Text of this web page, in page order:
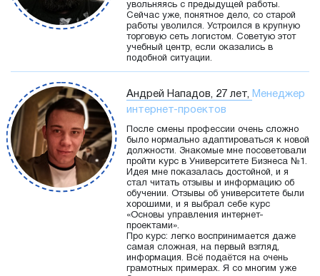
увольняясь с предыдущей работы.
Сейчас уже, понятное дело, со старой
работы уволился. Устроился в крупную
торговую сеть логистом. Советую этот
учебный центр, если оказались в
подобной ситуации.
Андрей Нападов, 27 лет, Менеджер
интернет-проектов
После смены профессии очень сложно
было нормально адаптироваться к новой
должности. Знакомые мне посоветовали
пройти курс в Университете Бизнеса №1.
Идея мне показалась достойной, и я
стал читать отзывы и информацию об
обучении. Отзывы об университете были
хорошими, и я выбрал себе курс
«Основы управления интернет-
проектами».
Про курс: легко воспринимается даже
самая сложная, на первый взгляд,
информация. Всё подаётся на очень
грамотных примерах. Я со многим уже